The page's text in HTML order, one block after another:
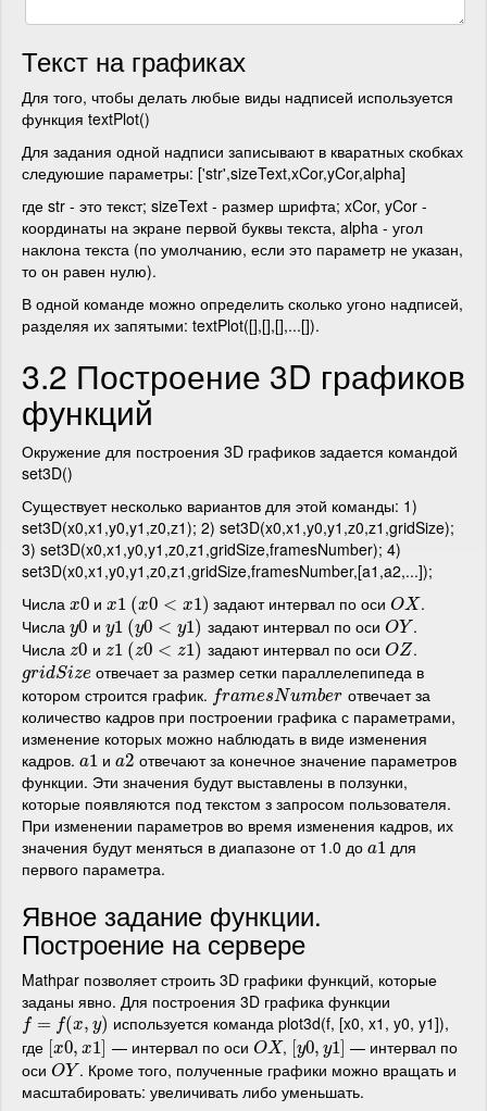
Текст на графиках
Для того, чтобы делать любые виды надписей используется
функция textPlot()
Для задания одной надписи записывают в кваратных скобках
следуюшие параметры: ['str',sizeText,xCor,yCor,alpha]
где str - это текст; sizeText - размер шрифта; xCor, yCor -
координаты на экране первой буквы текста, alpha - угол
наклона текста (по умолчанию, если это параметр не указан,
то он равен нулю).
В одной команде можно определить сколько угоно надписей,
разделяя их запятыми: textPlot([],[],[],...[]).
3.2 Построение 3D графиков
функций
Окружение для построения 3D графиков задается командой
set3D()
Существует несколько вариантов для этой команды: 1)
set3D(x0,x1,y0,y1,z0,z1); 2) set3D(x0,x1,y0,y1,z0,z1,gridSize);
3) set3D(x0,x1,y0,y1,z0,z1,gridSize,framesNumber); 4)
set3D(x0,x1,y0,y1,z0,z1,gridSize,framesNumber,[a1,a2,...]);
Числа x0
x0 иx1
x1 (x0 < x1)
(x0< x1 ) задают интервал по осиOX
OX .
Числа y0
y0 и y1
y1 (y0 < y1)
(y0< y1 ) задают интервал по оси OY
OY .
Числа z0
z0 и z1
z1 (z0 < z1)
(z0< z1 ) задают интервал по оси OZ
OZ .
gridSize
gridSize
отвечает за размер сетки параллелепипеда в
котором строится график. framesNumber
framesNumber
отвечает за
количество кадров при построении графика с параметрами,
изменение которых можно наблюдать в виде изменения
кадров. a1
a1 иa2
a2 отвечают за конечное значение параметров
функции. Эти значения будут выставлены в ползунки,
которые появляются под текстом з запросом пользователя.
При изменении параметров во время изменения кадров, их
значения будут меняться в диапазоне от 1.0 до a1
a1 для
первого параметра.
Явное задание функции.
Построение на сервере
Mathpar позволяет строить 3D графики функций, которые
заданы явно. Для построения 3D графика функции
f = f(x, y)
f= f(x y)
используется команда plot3d(f, [x0, x1, y0, y1]),
где [x0, x1]
[x0,x 1] — интервал по оси OX
OX , [y0, y1]
[y0,y1]
— интервал по
оси OY
OY . Кроме того, полученные графики можно вращать и
масштабировать: увеличивать либо уменьшать.